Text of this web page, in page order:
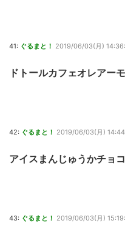
41: ぐるまと！ 2019/06/03(月)
ドトールカフェオレアー
42: ぐるまと！ 2019/06/03(月)
アイスまんじゅうかチョ
43: ぐるまと！ 2019/06/03(月)